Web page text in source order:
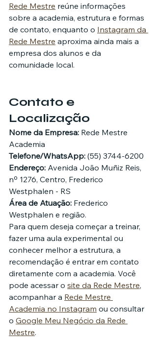
Rede Mestre reúne informações
sobre a academia, estrutura e formas
de contato, enquanto o Instagram da
Rede Mestre aproxima ainda mais a
empresa dos alunos e da
comunidade local.
Contato e
Localização
Nome da Empresa: Rede Mestre
Academia
Telefone/WhatsApp: (55) 3744-6200
Endereço: Avenida João Muñiz Reis,
nº 1276, Centro, Frederico
Westphalen - RS
Área de Atuação: Frederico
Westphalen e região.
Para quem deseja começar a treinar,
fazer uma aula experimental ou
conhecer melhor a estrutura, a
recomendação é entrar em contato
diretamente com a academia. Você
pode acessar o site da Rede Mestre,
acompanhar a Rede Mestre
Academia no Instagram ou consultar
o Google Meu Negócio da Rede
Mestre.